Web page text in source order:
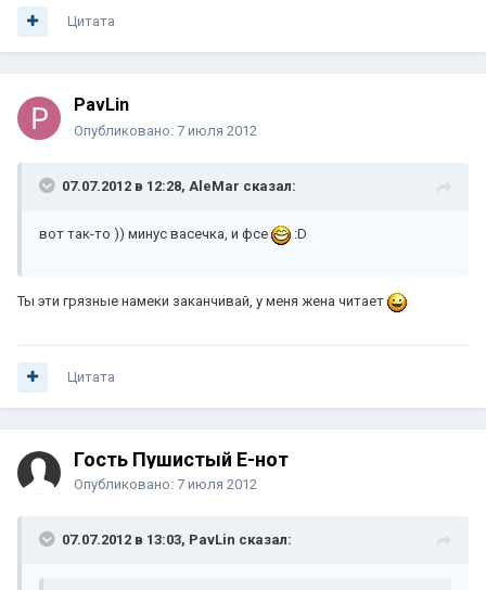
Цитата
PavLin
Опубликовано: 7 июля 2012
07.07.2012 в 12:28, AleMar сказал:
вот так-то )) минус васечка, и фсе :D
Ты эти грязные намеки заканчивай, у меня жена читает
Цитата
Гость Пушистый Е-нот
Опубликовано: 7 июля 2012
07.07.2012 в 13:03, PavLin сказал: